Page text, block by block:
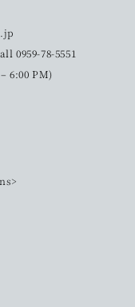
0959-78-5551
6:00 PM)